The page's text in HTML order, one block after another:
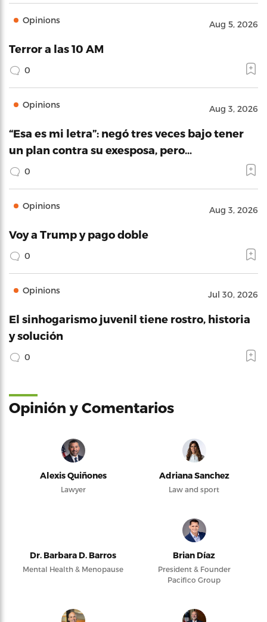
Opinions Aug 5, 2026
Terror a las 10 AM
0
Opinions Aug 3, 2026
“Esa es mi letra”: negó tres veces bajo tener
un plan contra su exesposa, pero…
0
Opinions Aug 3, 2026
Voy a Trump y pago doble
0
Opinions Jul 30, 2026
El sinhogarismo juvenil tiene rostro, historia
y solución
0
Opinión y Comentarios
Alexis Quiñones
Lawyer
Adriana Sanchez
Law and sport
Dr. Barbara D. Barros
Mental Health & Menopause
Brian Díaz
President & Founder
Pacifico Group